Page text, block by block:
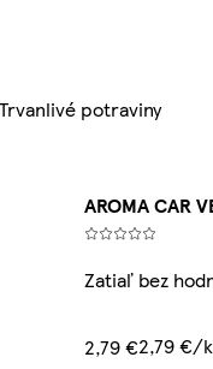
Trvanlivé potraviny
AROMA CAR
Zatiaľ bez
2,79 €2,79 €/